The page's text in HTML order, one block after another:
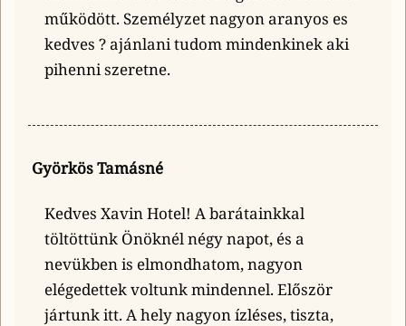
működött. Személyzet nagyon aranyos es
kedves ? ajánlani tudom mindenkinek aki
pihenni szeretne.
Györkös Tamásné
Kedves Xavin Hotel! A barátainkkal
töltöttünk Önöknél négy napot, és a
nevükben is elmondhatom, nagyon
elégedettek voltunk mindennel. Először
jártunk itt. A hely nagyon ízléses, tiszta,